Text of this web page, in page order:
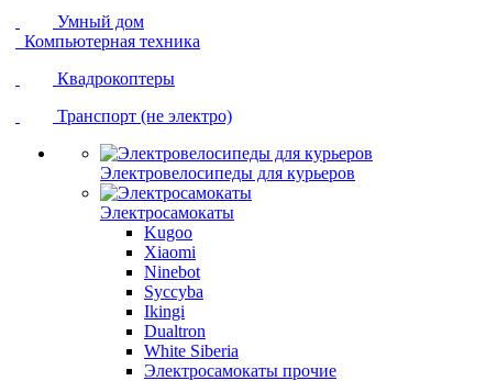
Умный дом
Компьютерная техника
Квадрокоптеры
Транспорт (не электро)
Электровелосипеды для курьеров
Электросамокаты
Kugoo
Xiaomi
Ninebot
Syccyba
Ikingi
Dualtron
White Siberia
Электросамокаты прочие